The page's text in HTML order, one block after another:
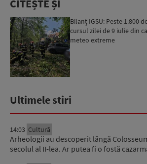
CITEȘTE ȘI
Bilanț IGSU: Peste 1.800
cursul zilei de 9 iulie din
meteo extreme
Ultimele stiri
14:03 Cultură
Arheologii au descoperit lângă
secolul al II-lea. Ar putea fi o fostă